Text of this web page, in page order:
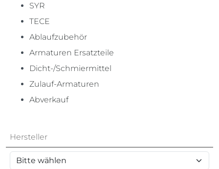
SYR
TECE
Ablaufzubehör
Armaturen Ersatzteile
Dicht-/Schmiermittel
Zulauf-Armaturen
Abverkauf
Hersteller